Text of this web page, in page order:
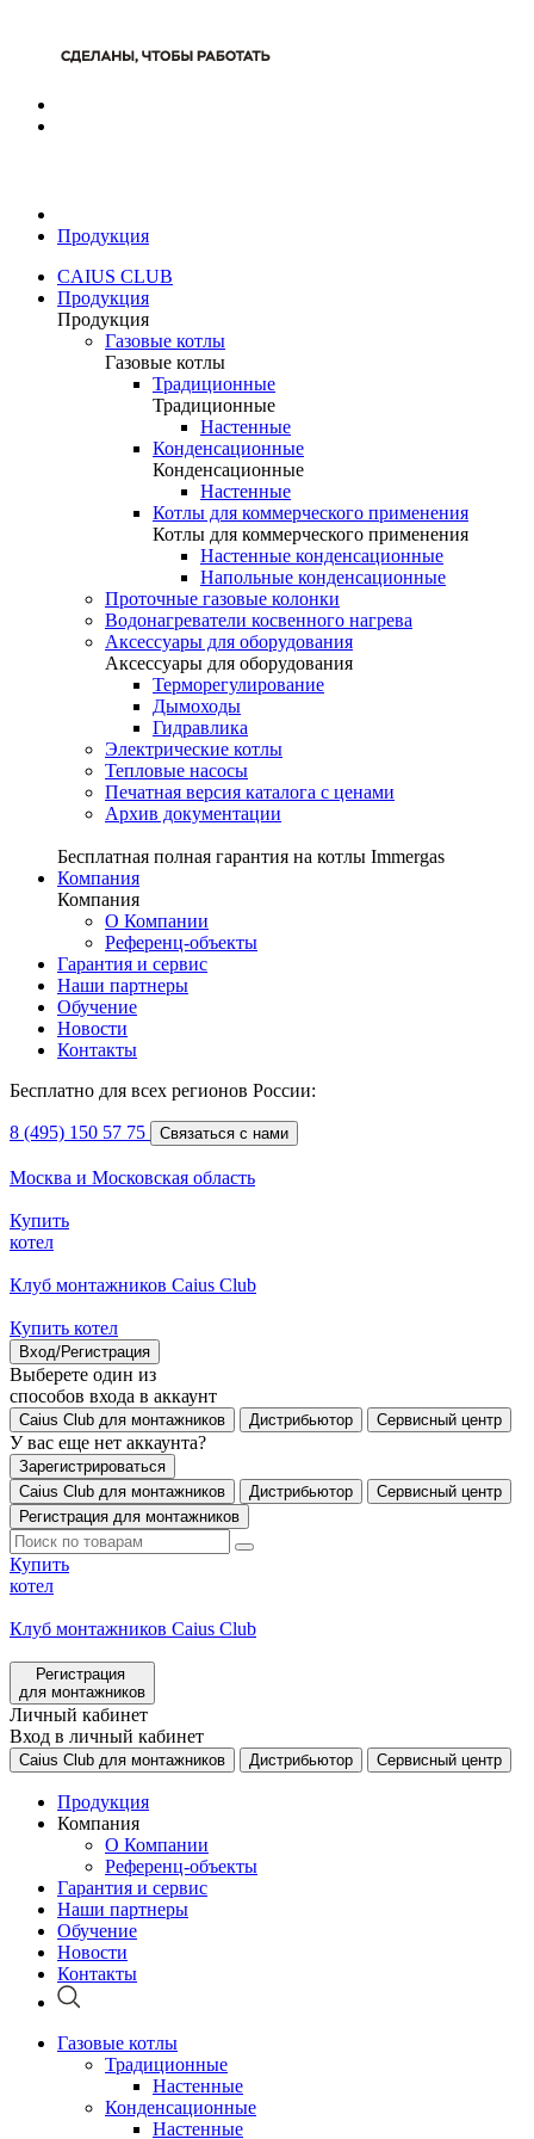
Продукция
CAIUS CLUB
Продукция
Продукция
Газовые котлы
Газовые котлы
Традиционные
Традиционные
Настенные
Конденсационные
Конденсационные
Настенные
Котлы для коммерческого применения
Котлы для коммерческого применения
Настенные конденсационные
Напольные конденсационные
Проточные газовые колонки
Водонагреватели косвенного нагрева
Аксессуары для оборудования
Аксессуары для оборудования
Терморегулирование
Дымоходы
Гидравлика
Электрические котлы
Тепловые насосы
Печатная версия каталога с ценами
Архив документации
Бесплатная полная гарантия на котлы Immergas
Компания
Компания
О Компании
Референц-объекты
Гарантия и сервис
Наши партнеры
Обучение
Новости
Контакты
Бесплатно для всех регионов России:
8 (495) 150 57 75 Связаться с нами
Москва и Московская область
Купить
котел
Клуб монтажников Caius Club
Купить котел
Вход/Регистрация
Выберете один из
способов входа в аккаунт
Caius Club для монтажников Дистрибьютор Сервисный центр
У вас еще нет аккаунта?
Зарегистрироваться
Caius Club для монтажников
Дистрибьютор
Сервисный центр
Регистрация для монтажников
Купить
котел
Клуб монтажников Caius Club
Регистрация
для монтажников
Личный кабинет
Вход в личный кабинет
Caius Club для монтажников Дистрибьютор Сервисный центр
Продукция
Компания
О Компании
Референц-объекты
Гарантия и сервис
Наши партнеры
Обучение
Новости
Контакты
Газовые котлы
Традиционные
Настенные
Конденсационные
Настенные